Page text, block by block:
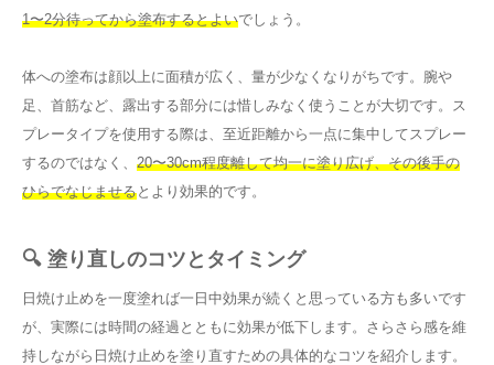
1〜2分待ってから塗布するとよいでしょう。
体への塗布は顔以上に面積が広く、量が少なくなりがちです。腕や
足、首筋など、露出する部分には惜しみなく使うことが大切です。ス
プレータイプを使用する際は、至近距離から一点に集中してスプレー
するのではなく、 20〜30cm程度離して均一に塗り広げ、その後手の
ひらでなじませるとより効果的です。
🔍 塗り直しのコツとタイミング
日焼け止めを一度塗れば一日中効果が続くと思っている方も多いです
が、実際には時間の経過とともに効果が低下します。さらさら感を維
持しながら日焼け止めを塗り直すための具体的なコツを紹介します。